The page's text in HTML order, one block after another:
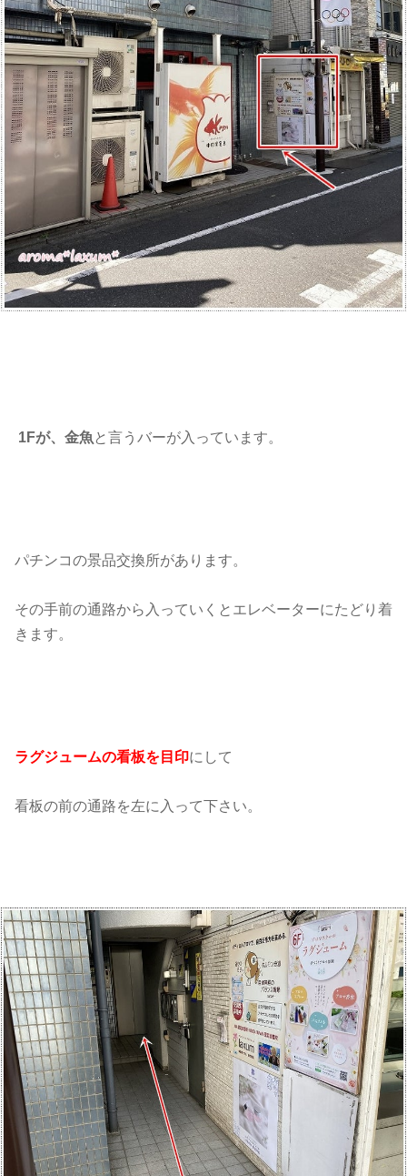
1Fが、金魚 と言うバーが入っています。
パチンコの景品交換所があります。
その手前の通路から入っていくとエレベーターにたどり着
きます。
ラグジュームの看板を目印にして
看板の前の通路を左に入って下さい。